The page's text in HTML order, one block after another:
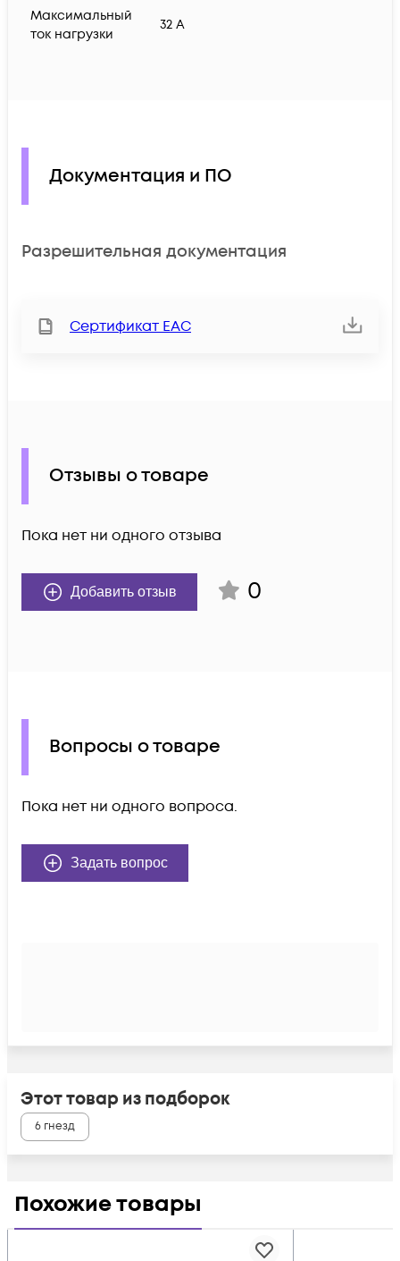
Максимальный
ток нагрузки
32 A
Документация и ПО
Разрешительная документация
Сертификат ЕАС
Отзывы о товаре
Пока нет ни одного отзыва
Добавить отзыв 0
Вопросы о товаре
Пока нет ни одного вопроса.
Задать вопрос
Этот товар из подборок
6 гнезд
Похожие товары